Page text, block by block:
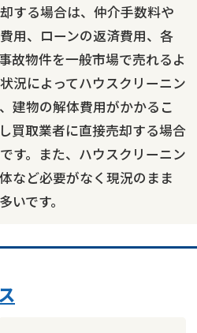
する場合は、仲介手数料や
用、ローンの返済費用、各
故物件を一般市場で売れるよ
況によってハウスクリーニン
建物の解体費用がかかるこ
買取業者に直接売却する場合
す。また、ハウスクリーニン
など必要がなく現況のまま
いです。